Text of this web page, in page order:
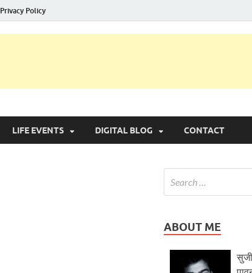
Privacy Policy
LIFE EVENTS DIGITAL BLOG CONTACT
ABOUT ME